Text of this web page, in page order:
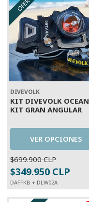
DIVEVOLK
KIT DIVEVOLK OCEAN
KIT GRAN ANGULAR
VER OPCIONES
$699.900 CLP
$349.950 CLP
DAFFKB + DLW02A